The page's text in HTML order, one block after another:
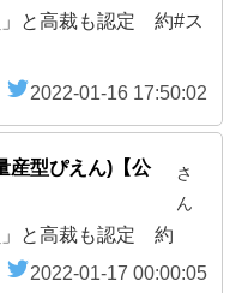
」と高裁も認定 約#ス
2022-01-16 17:50:02
産型ぴえん)【公
さ
ん
」と高裁も認定 約
2022-01-17 00:00:05